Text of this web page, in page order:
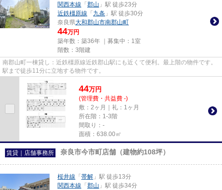
関西本線 「 郡山 」駅 徒歩23分
近鉄橿原線 「 九条 」駅 徒歩30分
奈良県大和郡山市南郡山町
44万円
築年数：築36年 ｜募集中： 1室
階数：3階建
南郡山町一棟貸し：近鉄橿原線近鉄郡山駅にも近くて便利。最上階の物件です。
駅まで徒歩11分に立地する物件です。
44万円
(管理費・共益費 -)
敷：2ヶ月｜礼：1ヶ月
所在階：1-3階
間取り：-
面積：638.00㎡
賃貸｜店舗事務所 奈良市今市町店舗（建物約108坪）
桜井線 「 帯解 」駅 徒歩13分
関西本線 「 郡山 」駅 徒歩34分